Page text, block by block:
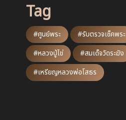
Tag
#ศูนย์พระ #รับตรวจเช็คพระ
#หลวงปู่ไข่
#สมเด็จวัดระฆัง
#เหรียญหลวงพ่อโสธร